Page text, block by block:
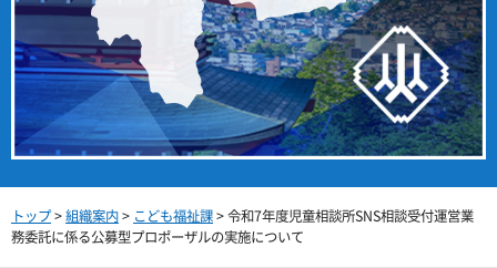
トップ>組織案内> こども福祉課> 令和7年度児童相談所SNS相談受付運営業
務委託に係る公募型プロポーザルの実施について